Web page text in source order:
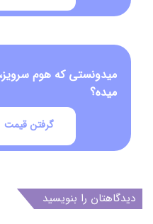
میدونستی که هوم
میده؟
گرفتن قیمت
دیدگاهتان را بنویسید